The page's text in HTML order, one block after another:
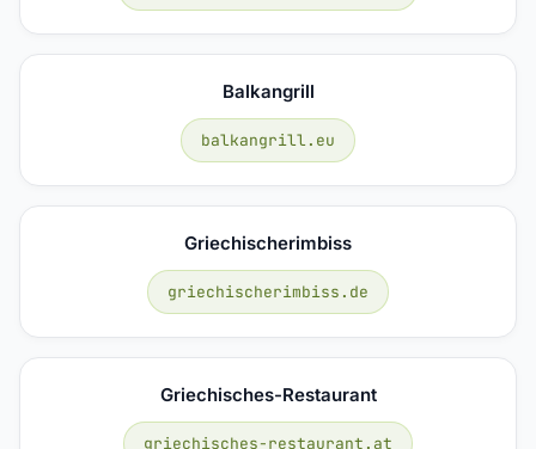
Balkangrill
balkangrill.eu
Griechischerimbiss
griechischerimbiss.de
Griechisches-Restaurant
griechisches-restaurant.at